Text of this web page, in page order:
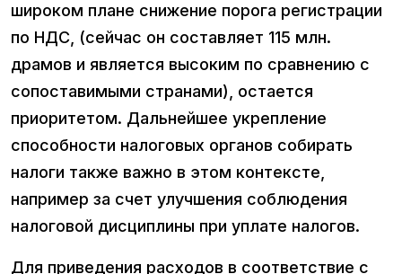
широком плане снижение порога регистрации
по НДС, (сейчас он составляет 115 млн.
драмов и является высоким по сравнению с
сопоставимыми странами), остается
приоритетом. Дальнейшее укрепление
способности налоговых органов собирать
налоги также важно в этом контексте,
например за счет улучшения соблюдения
налоговой дисциплины при уплате налогов.
Для приведения расходов в соответствие с